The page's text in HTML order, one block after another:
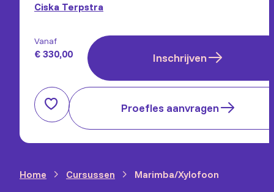
Ciska Terpstra
Vanaf
€ 330,00 Inschrijven
Proefles aanvragen
Home Cursussen Marimba/Xylofoon